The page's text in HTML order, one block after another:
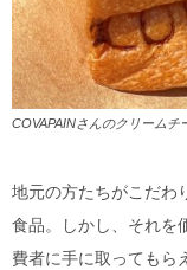
COVAPAINさんのクリーム
地元の方たちがこだわ
食品。しかし、それを
費者に手に取ってもら